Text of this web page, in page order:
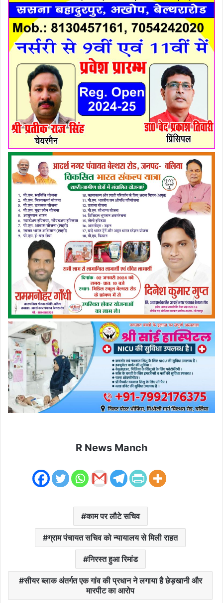
R News Manch
काम पर लौटे सचिव
ग्राम पंचायत सचिव को न्यायालय से मिली राहत
निरस्त हुआ रिमांड
सीयर ब्लाक अंतर्गत एक गांव की प्रधान ने लगाया है छेड़खानी और
मारपीट का आरोप